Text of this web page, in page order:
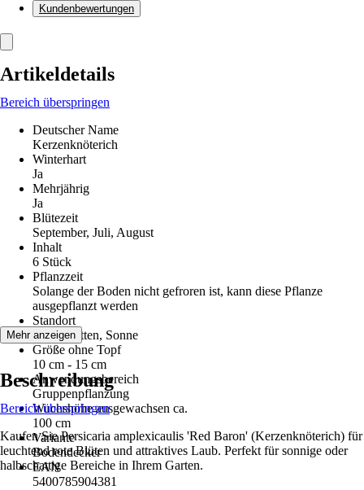
Kundenbewertungen
Artikeldetails
Bereich überspringen
Deutscher Name
Kerzenknöterich
Winterhart
Ja
Mehrjährig
Ja
Blütezeit
September, Juli, August
Inhalt
6 Stück
Pflanzzeit
Solange der Boden nicht gefroren ist, kann diese Pflanze
ausgepflanzt werden
Standort
Halbschatten, Sonne
Größe ohne Topf
10 cm - 15 cm
Anwendungsbereich
Gruppenpflanzung
Wuchshöhe ausgewachsen ca.
100 cm
Variante
Bodendecker
EAN
5400785904381
Mehr anzeigen
Beschreibung
Bereich überspringen
Kaufen Sie Persicaria amplexicaulis 'Red Baron' (Kerzenknöterich) für
leuchtend rote Blüten und attraktives Laub. Perfekt für sonnige oder
halbschattige Bereiche in Ihrem Garten.